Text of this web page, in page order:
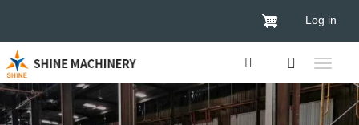
Log in